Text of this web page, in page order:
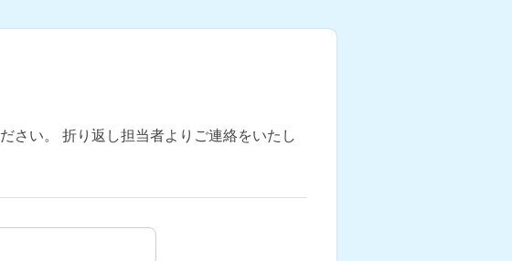
さい。 折り返し担当者よりご連絡をいたし